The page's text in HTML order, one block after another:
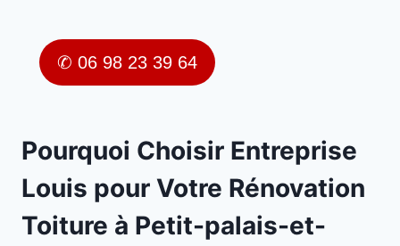
✆ 06 98 23 39 64
Pourquoi Choisir Entreprise
Louis pour Votre Rénovation
Toiture à Petit-palais-et-